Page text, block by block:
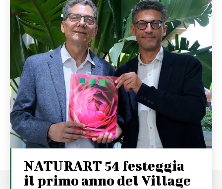
NATURART 54 festeggia
il primo anno del Village